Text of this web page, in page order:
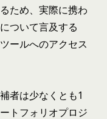
ため、実際に携わ
ついて言及する
ールへのアクセス
補者は少なくとも1
トフォリオプロジ